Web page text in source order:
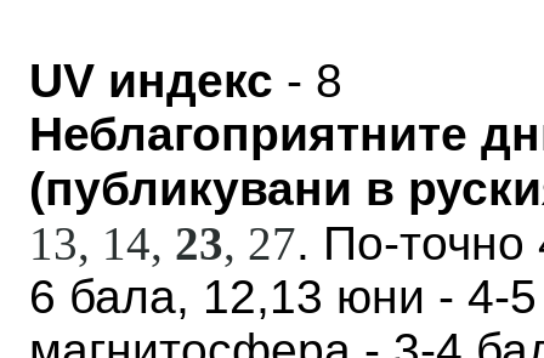
UV индекс - 8
Неблагоприятните
(публикувани в
13, 14, 23, 27. По-
6 бала, 12,13 юни - 4-